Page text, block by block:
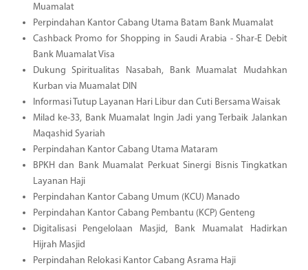
Muamalat
Perpindahan Kantor Cabang Utama Batam Bank Muamalat
Cashback Promo for Shopping in Saudi Arabia - Shar-E Debit
Bank Muamalat Visa
Dukung Spiritualitas Nasabah, Bank Muamalat Mudahkan
Kurban via Muamalat DIN
Informasi Tutup Layanan Hari Libur dan Cuti Bersama Waisak
Milad ke-33, Bank Muamalat Ingin Jadi yang Terbaik Jalankan
Maqashid Syariah
Perpindahan Kantor Cabang Utama Mataram
BPKH dan Bank Muamalat Perkuat Sinergi Bisnis Tingkatkan
Layanan Haji
Perpindahan Kantor Cabang Umum (KCU) Manado
Perpindahan Kantor Cabang Pembantu (KCP) Genteng
Digitalisasi Pengelolaan Masjid, Bank Muamalat Hadirkan
Hijrah Masjid
Perpindahan Relokasi Kantor Cabang Asrama Haji